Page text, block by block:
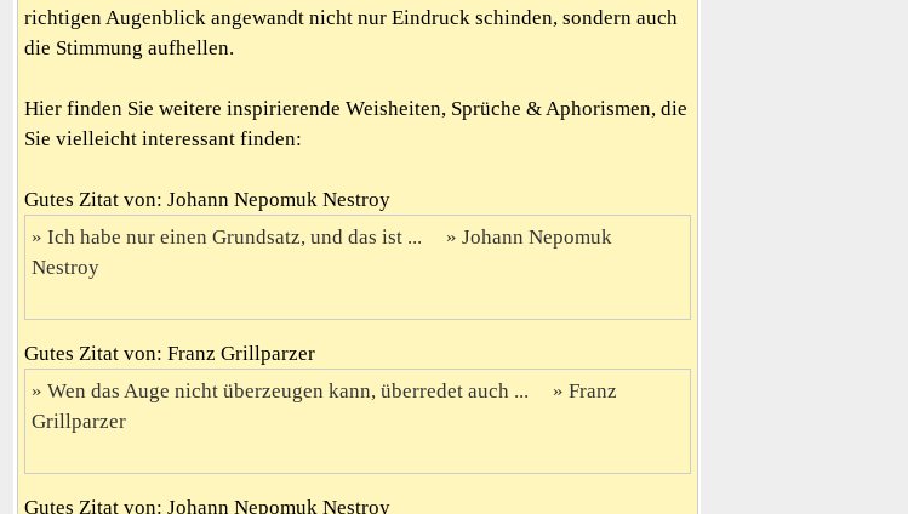
richtigen Augenblick angewandt nicht nur Eindruck schinden, sondern auch
die Stimmung aufhellen.
Hier finden Sie weitere inspirierende Weisheiten, Sprüche & Aphorismen, die
Sie vielleicht interessant finden:
Gutes Zitat von: Johann Nepomuk Nestroy
Ich habe nur einen Grundsatz, und das ist ...
Johann Nepomuk
Nestroy
Gutes Zitat von: Franz Grillparzer
Wen das Auge nicht überzeugen kann, überredet auch ...
Franz
Grillparzer
Gutes Zitat von: Johann Nepomuk Nestroy